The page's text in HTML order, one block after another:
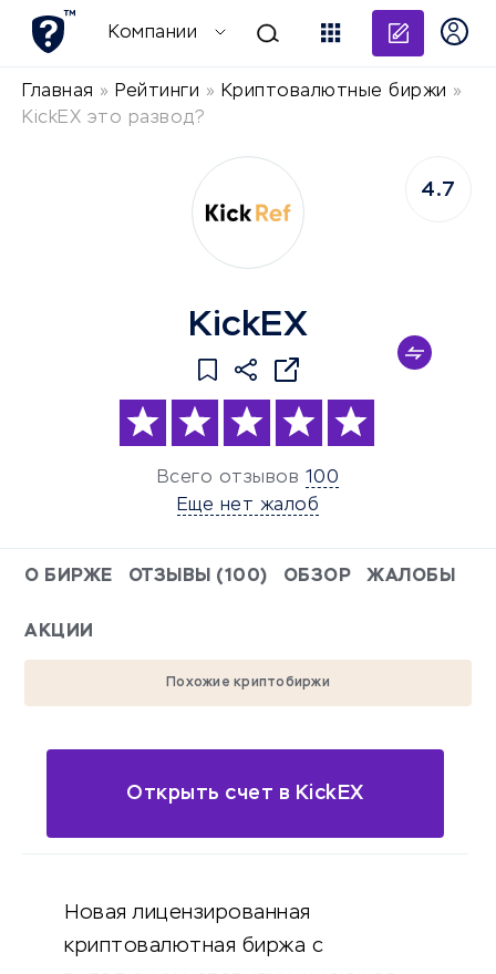
Компании
Главная » Рейтинги » Криптовалютные биржи »
KickEX это развод?
KickEX
Всего отзывов 100
Еще нет жалоб
4.7
О БИРЖЕ ОТЗЫВЫ (100) ОБЗОР ЖАЛОБЫ
АКЦИИ
Похожие криптобиржи
Открыть счет в KickEX
Новая лицензированная
криптовалютная биржа с